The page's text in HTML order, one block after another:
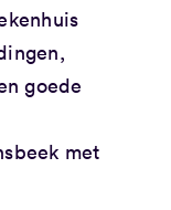
goede
met